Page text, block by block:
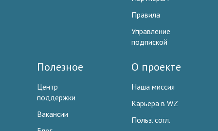
Правила
Управление
подпиской
Полезное
Центр
поддержки
Вакансии
О проекте
Наша миссия
Карьера в WZ
Польз. согл.